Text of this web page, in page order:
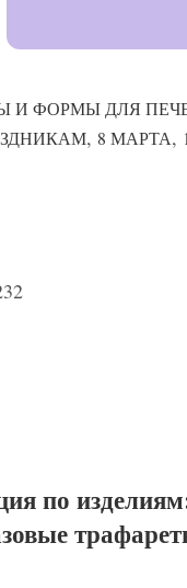
И ФОРМЫ ДЛЯ
, 8 МАРТА,
по